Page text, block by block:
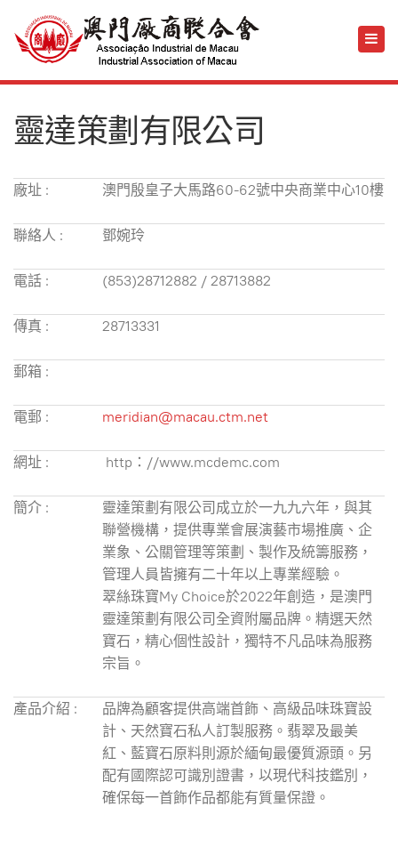
靈達策劃有限公司
廠址 : 澳門殷皇子大馬路60-62號中央商業中心10樓
聯絡人 : 鄧婉玲
電話 : (853)28712882 / 28713882
傳真 : 28713331
郵箱 :
電郵 : meridian@macau.ctm.net
網址 : http：//www.mcdemc.com
簡介 :
靈達策劃有限公司成立於一九九六年，與其
聯營機構，提供專業會展演藝市場推廣、企
業象、公關管理等策劃、製作及統籌服務，
管理人員皆擁有二十年以上專業經驗。
翠絲珠寶My Choice於2022年創造，是澳門
靈達策劃有限公司全資附屬品牌。精選天然
寶石，精心個性設計，獨特不凡品味為服務
宗旨。
產品介紹 :
品牌為顧客提供高端首飾、高級品味珠寶設
計、天然寶石私人訂製服務。翡翠及最美
紅、藍寶石原料則源於緬甸最優質源頭。另
配有國際認可識別證書，以現代科技鑑別，
確保每一首飾作品都能有質量保證。